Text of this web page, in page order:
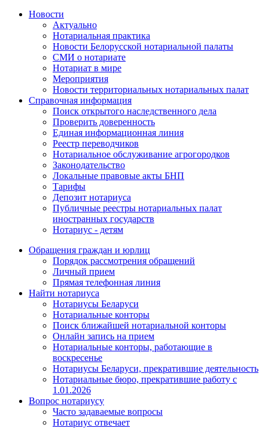
Новости
Актуально
Нотариальная практика
Новости Белорусской нотариальной палаты
СМИ о нотариате
Нотариат в мире
Мероприятия
Новости территориальных нотариальных палат
Справочная информация
Поиск открытого наследственного дела
Проверить доверенность
Единая информационная линия
Реестр переводчиков
Нотариальное обслуживание агрогородков
Законодательство
Локальные правовые акты БНП
Тарифы
Депозит нотариуса
Публичные реестры нотариальных палат
иностранных государств
Нотариус - детям
Обращения граждан и юрлиц
Порядок рассмотрения обращений
Личный прием
Прямая телефонная линия
Найти нотариуса
Нотариусы Беларуси
Нотариальные конторы
Поиск ближайшей нотариальной конторы
Онлайн запись на прием
Нотариальные конторы, работающие в
воскресенье
Нотариусы Беларуси, прекратившие деятельность
Нотариальные бюро, прекратившие работу с
1.01.2026
Вопрос нотариусу
Часто задаваемые вопросы
Нотариус отвечает